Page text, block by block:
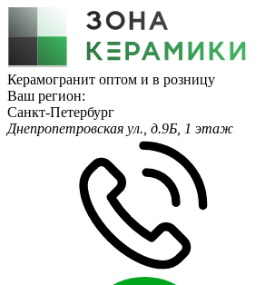
Керамогранит оптом и в розницу
Ваш регион:
Санкт-Петербург
Днепропетровская ул., д.9Б, 1 этаж